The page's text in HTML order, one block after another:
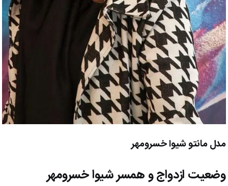
مدل مانتو شیوا خسرومهر
وضعیت ازدواج و همسر شیوا خسرومهر